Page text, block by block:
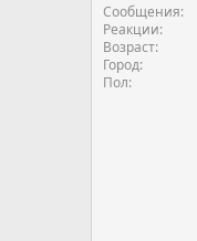
Сообщения
Реакции
Возраст
Город
Пол